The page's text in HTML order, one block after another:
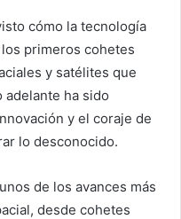
cómo la tecnología
primeros cohetes
y satélites que
adelante ha sido
y el coraje de
lo desconocido.
de los avances más
desde cohetes